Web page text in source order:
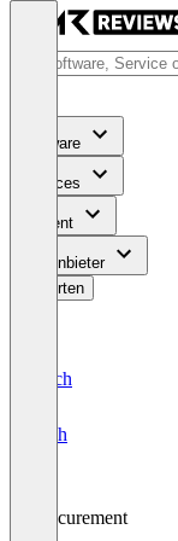
Software
Services
Content
Für Anbieter
Bewerten
Deutsch
English
Procurement